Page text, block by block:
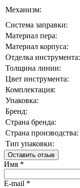
Механизм:
Система заправки:
Материал пера:
Материал корпуса:
Отделка инструмента:
Толщина линии:
Цвет инструмента:
Комплектация:
Упаковка:
Бренд:
Страна бренда:
Страна производства:
Тип упаковки:
Оставить отзыв
Имя *
E-mail *